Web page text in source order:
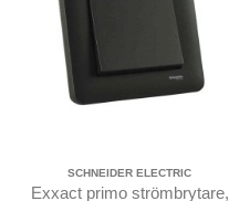
SCHNEIDER ELECTRIC
Exxact primo strömbrytare,